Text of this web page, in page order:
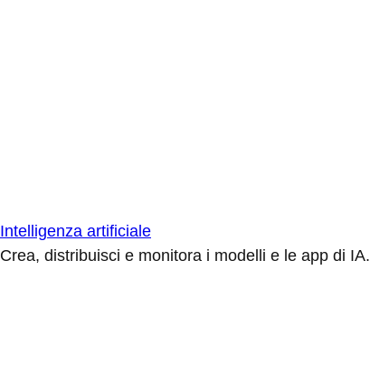
Intelligenza artificiale
Crea, distribuisci e monitora i modelli e le app di IA.